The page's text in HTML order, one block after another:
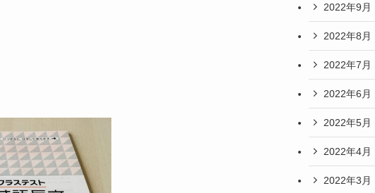
2022年9月
2022年8月
2022年7月
2022年6月
2022年5月
2022年4月
2022年3月